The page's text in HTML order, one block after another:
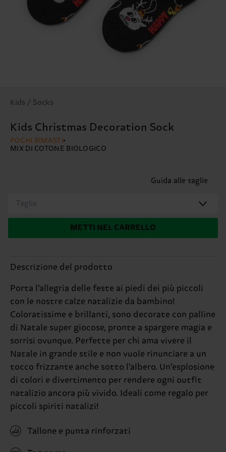
Kids / Socks
Kids Christmas Decoration Sock
POCHI RIMASTI
MIX DI COTONE BIOLOGICO
Guida alle taglie
Taglia
METTI NEL CARRELLO
Descrizione del prodotto
Porta l’allegria delle feste ai piedi dei più piccoli
con le nostre calze natalizie da bambino!
Coloratissime e brillanti, sono decorate con palline
di Natale super giocose, pronte a spargere magia e
sorrisi ovunque. Perfette per chi ama vivere il
Natale in grande stile e non vuole rinunciare a un
tocco frizzante anche sotto l’albero. Un’esplosione
di colori e divertimento per rendere ogni outfit
natalizio ancora più vivido. Ideali come regalo per
piccoli spiriti natalizi!
Tallone e punta rinforzati